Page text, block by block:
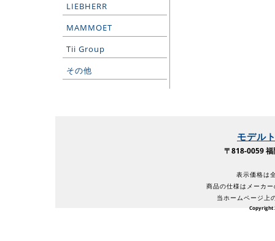
LIEBHERR
MAMMOET
Tii Group
その他
モデル
〒818-0059
表示価格は
商品の仕様はメーカ
当ホームページ上
Copyright